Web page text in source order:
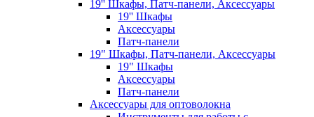
19'' Шкафы, Патч-панели, Аксессуары
19'' Шкафы
Аксессуары
Патч-панели
19" Шкафы, Патч-панели, Аксессуары
19" Шкафы
Аксессуары
Патч-панели
Аксессуары для оптоволокна